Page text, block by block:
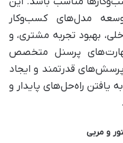
مدل‌های کسب‌وکار
بهبود تجربه مشتری، و
پرسنل متخصص
قدرتمند و ایجاد
یافتن راه‌حل‌های پایدار و
و مربی